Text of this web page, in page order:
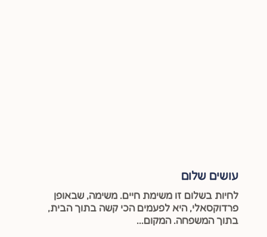
עושים שלום
לחיות בשלום זו משימת חיים. משימה, שבאופן
פרדוקסאלי, היא לפעמים הכי קשה בתוך הבית,
בתוך המשפחה. המקום...